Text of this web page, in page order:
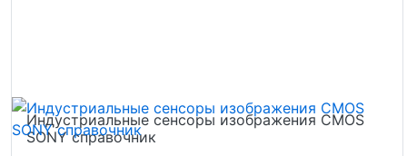
Индустриальные сенсоры изображения CMOS
SONY справочник